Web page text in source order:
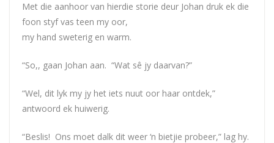
Met die aanhoor van hierdie storie deur Johan druk ek die
foon styf vas teen my oor,
my hand sweterig en warm.
“So,, gaan Johan aan. “Wat sê jy daarvan?”
“Wel, dit lyk my jy het iets nuut oor haar ontdek,”
antwoord ek huiwerig.
“Beslis! Ons moet dalk dit weer ‘n bietjie probeer,” lag hy.